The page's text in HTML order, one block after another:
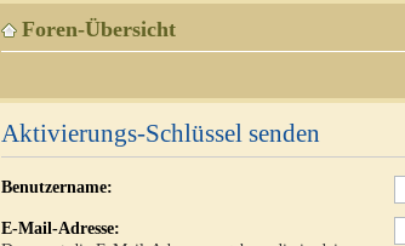
Foren-Übersicht
Aktivierungs-Schlüssel senden
Benutzername:
E-Mail-Adresse: